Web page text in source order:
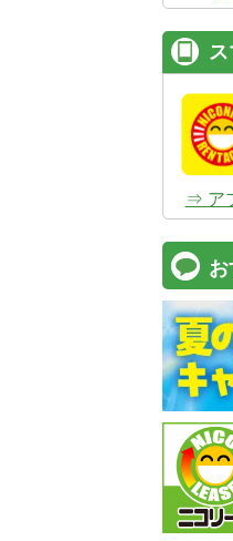
⇒ ア